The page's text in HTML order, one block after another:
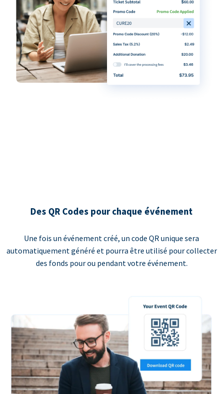
Des QR Codes pour chaque événement
Une fois un événement créé, un code QR unique sera
automatiquement généré et pourra être utilisé pour collecter
des fonds pour ou pendant votre événement.